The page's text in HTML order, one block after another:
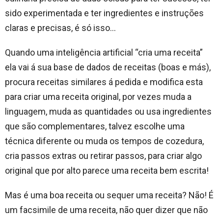
sido experimentada e ter ingredientes e instruções
claras e precisas, é só isso…
Quando uma inteligência artificial “cria uma receita”
ela vai á sua base de dados de receitas (boas e más),
procura receitas similares á pedida e modifica esta
para criar uma receita original, por vezes muda a
linguagem, muda as quantidades ou usa ingredientes
que são complementares, talvez escolhe uma
técnica diferente ou muda os tempos de cozedura,
cria passos extras ou retirar passos, para criar algo
original que por alto parece uma receita bem escrita!
Mas é uma boa receita ou sequer uma receita? Não! É
um facsimile de uma receita, não quer dizer que não